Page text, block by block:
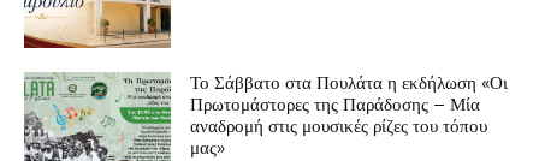
Το Σάββατο στα Πουλάτα η εκδήλωση «Οι
Πρωτομάστορες της Παράδοσης – Μία
αναδρομή στις μουσικές ρίζες του τόπου
μας»